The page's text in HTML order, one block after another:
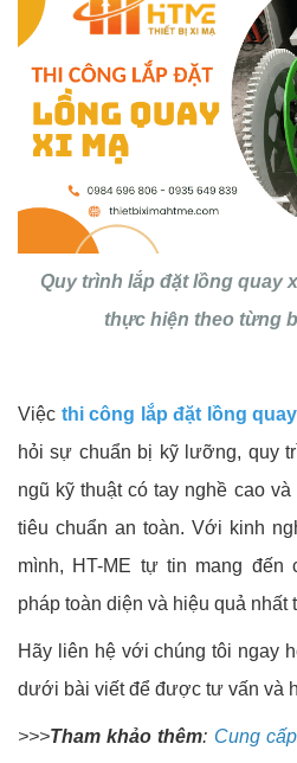
Quy trình lắp đặt lồng quay
thực hiện theo từng
Việc thi công lắp đặt lồng
hỏi sự chuẩn bị kỹ lưỡng, quy
ngũ kỹ thuật có tay nghề cao
tiêu chuẩn an toàn. Với kinh
mình, HT-ME tự tin mang đến
pháp toàn diện và hiệu quả nhất
Hãy liên hệ với chúng tôi ngay
dưới bài viết để được tư vấn và
>>>Tham khảo thêm: Cung